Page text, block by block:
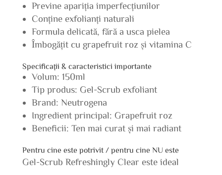
Previne apariția imperfecțiunilor
Conține exfolianți naturali
Formula delicată, fără a usca pielea
Îmbogățit cu grapefruit roz și vitamina C
Specificații & caracteristici importante
Volum: 150ml
Tip produs: Gel-Scrub exfoliant
Brand: Neutrogena
Ingredient principal: Grapefruit roz
Beneficii: Ten mai curat și mai radiant
Pentru cine este potrivit / pentru cine NU este
Gel-Scrub Refreshingly Clear este ideal